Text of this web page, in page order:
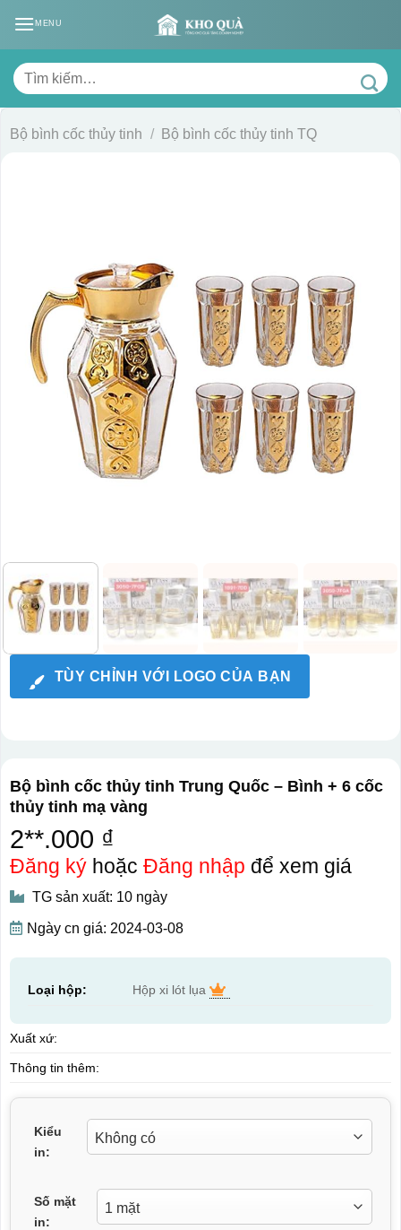
MENU
Tìm
kiếm:
Bộ bình cốc thủy tinh / Bộ bình cốc thủy tinh TQ
TÙY CHỈNH VỚI LOGO CỦA BẠN
Bộ bình cốc thủy tinh Trung Quốc – Bình + 6 cốc
thủy tinh mạ vàng
2**.000 ₫
Đăng kýhoặc Đăng nhập để xem giá
TG sản xuất: 10 ngày
Ngày cn giá: 2024-03-08
Loại hộp: Hộp xi lót lụa
Xuất xứ:
Thông tin thêm:
Kiểu
in:
Số mặt
in: